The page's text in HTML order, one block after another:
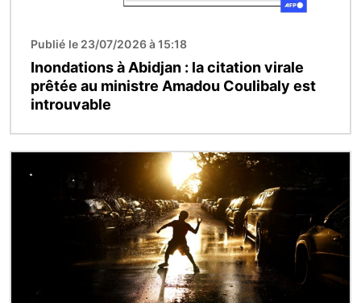
Publié le 23/07/2026 à 15:18
Inondations à Abidjan : la citation virale
prêtée au ministre Amadou Coulibaly est
introuvable